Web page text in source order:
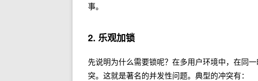
事。
2. 乐观加锁
先说明为什么需要锁呢？在多用户环境中，在同
突。这就是著名的并发性问题。典型的冲突有：